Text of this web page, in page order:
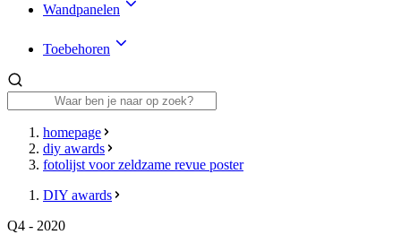
Wandpanelen
Toebehoren
homepage
diy awards
fotolijst voor zeldzame revue poster
DIY awards
Q4 - 2020